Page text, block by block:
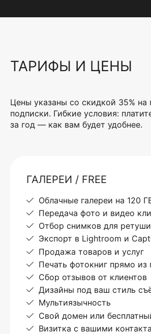
ТАРИФЫ И ЦЕНЫ
Цены указаны со скидкой 35% на
подписки. Гибкие условия:
за год — как вам будет удобнее.
ГАЛЕРЕИ / FREE
Облачные галереи на 120
Передача фото и видео
Отбор снимков для
Экспорт в Lightroom и
Продажа товаров и услуг
Печать фотокниг прямо из
Сбор отзывов от клиентов
Дизайны под ваш стиль
Мультиязычность
Свой домен или
Визитка с вашими